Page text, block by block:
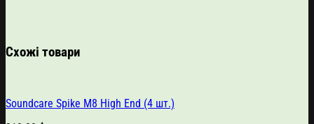
Схожі товари
Soundcare Spike M8 High End (4 шт.)